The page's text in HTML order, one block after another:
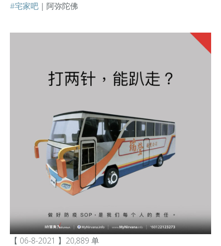
#宅家吧 ｜阿弥陀佛
【 06-8-2021 】20,889 单